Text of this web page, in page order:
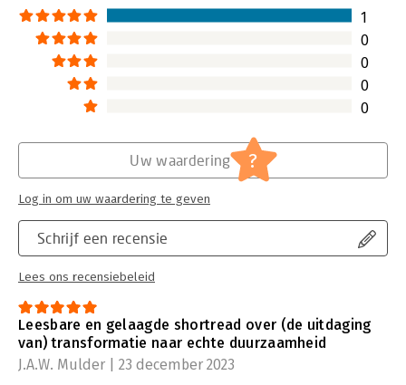
1
0
0
0
0
Schrijf een recensie
Lees ons recensiebeleid
Uw waardering ?
Log in om uw waardering te geven
Leesbare en gelaagde shortread over (de uitdaging
van) transformatie naar echte duurzaamheid
J.A.W. Mulder | 23 december 2023